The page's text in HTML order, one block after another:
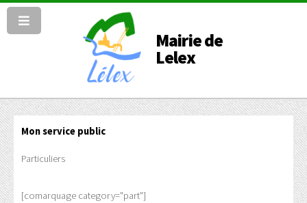
Mairie de
Lelex
Mon service public
Particuliers
[comarquage category="part"]